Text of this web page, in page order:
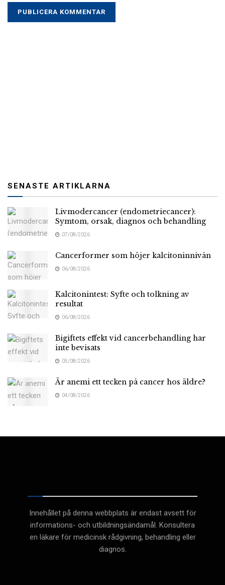
SENASTE ARTIKLARNA
Livmodercancer (endometriecancer):
Symtom, orsak, diagnos och behandling
07/08/2026
Cancerformer som höjer kalcitoninnivån
06/08/2026
Kalcitonintest: Syfte och tolkning av
resultat
06/08/2026
Bigiftets effekt vid cancerbehandling har
inte bevisats
05/08/2026
Är anemi ett tecken på cancer hos äldre?
04/08/2026
Innehållet på denna webbplats är endast avsett för
informations- och utbildningsändamål. Konsultera
en läkare för medicinsk rådgivning, behandling eller
diagnos.